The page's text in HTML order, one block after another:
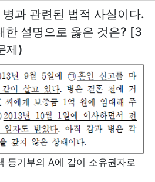
과 관련된 법적 사실이다.
한 설명으로 옳은 것은? [3
제)
기부의 A에 갑이 소유권자로